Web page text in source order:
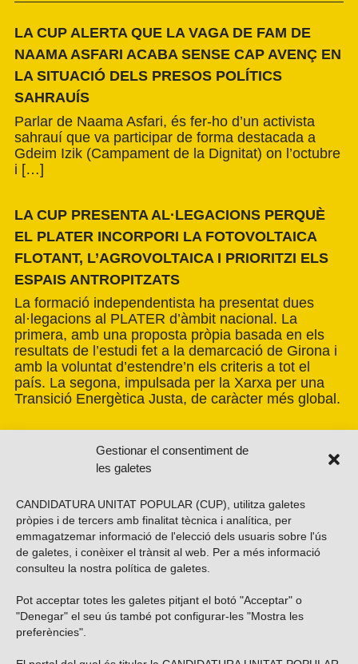
Gestionar el consentiment de
les galetes
CANDIDATURA UNITAT POPULAR (CUP), utilitza galetes
pròpies i de tercers amb finalitat tècnica i analítica, per
emmagatzemar informació de l'elecció dels usuaris sobre l'ús
de galetes, i conèixer el trànsit al web. Per a més informació
consulteu la nostra política de galetes
Pot acceptar totes les galetes pitjant el botó "Acceptar" o
"Denegar" el seu ús també pot configurar-les "Mostra les
preferències".
LA CUP ALERTA QUE LA VAGA DE FAM DE
NAAMA ASFARI ACABA SENSE CAP AVENÇ EN
LA SITUACIÓ DELS PRESOS POLÍTICS
SAHRAUÍS
Parlar de Naama Asfari, és fer-ho d’un activista
sahrauí que va participar de forma destacada a
Gdeim Izik (Campament de la Dignitat) on l’octubre
i […]
LA CUP PRESENTA AL·LEGACIONS PERQUÈ
EL PLATER INCORPORI LA FOTOVOLTAICA
FLOTANT, L’AGROVOLTAICA I PRIORITZI ELS
ESPAIS ANTROPITZATS
La formació independentista ha presentat dues
al·legacions al PLATER d’àmbit nacional. La
primera, amb una proposta pròpia basada en els
resultats de l’estudi fet a la demarcació de Girona i
amb la voluntat d’estendre’n els criteris a tot el
país. La segona, impulsada per la Xarxa per una
Transició Energètica Justa, de caràcter més global.
Vols subscriure’t al nostre butlletí?